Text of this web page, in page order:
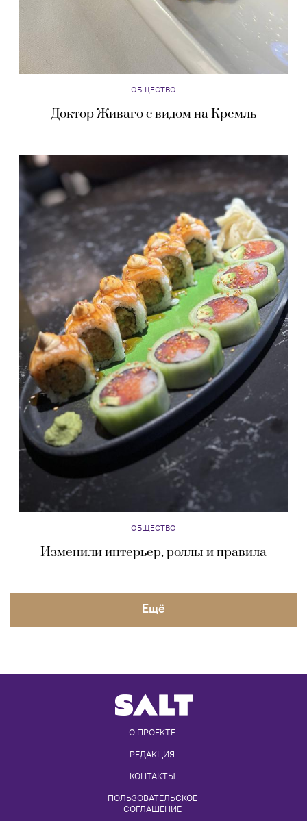
ОБЩЕСТВО
Доктор Живаго с видом на Кремль
ОБЩЕСТВО
Изменили интерьер, роллы и правила
Eщё
О ПРОЕКТЕ
РЕДАКЦИЯ
КОНТАКТЫ
ПОЛЬЗОВАТЕЛЬСКОЕ
СОГЛАШЕНИЕ